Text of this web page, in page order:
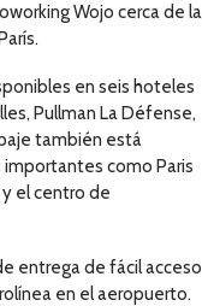
Wojo cerca de la
en seis hoteles
Pullman La Défense,
también está
como Paris
el centro de
entrega de fácil acceso
en el aeropuerto.